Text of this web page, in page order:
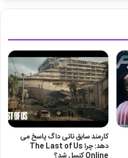
کارمند سابق ناتی داگ پاسخ می
دهد: چرا The Last of Us